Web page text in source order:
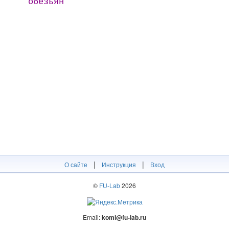
О сайте | Инструкция | Вход
© FU-Lab2026
Email:komi@fu-lab.ru